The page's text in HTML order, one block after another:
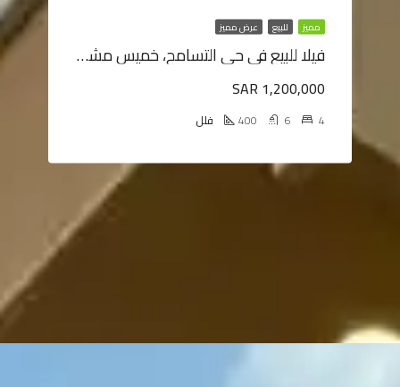
مميز للبيع عرض مميز
فيلا للبيع في حي التسامح، خميس مشيط
SAR 1,200,000
4
6
400 فلل